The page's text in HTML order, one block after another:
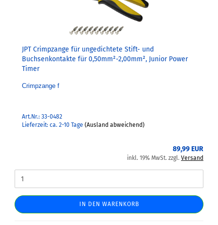
JPT Crimpzange für ungedichtete Stift- und
Buchsenkontakte für 0,50mm²-2,00mm², Junior Power
Timer
Crimpzange f
Art.Nr.: 33-0482
Lieferzeit: ca. 2-10 Tage (Ausland abweichend)
89,99 EUR
inkl. 19% MwSt. zzgl. Versand
IN DEN WARENKORB